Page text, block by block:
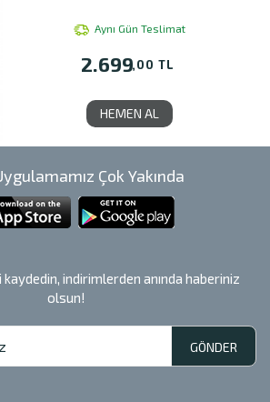
Aynı Gün Teslimat
2.699,00 TL
HEMEN AL
Çok Yakında
indirimlerden anında haberiniz
olsun!
GÖNDER